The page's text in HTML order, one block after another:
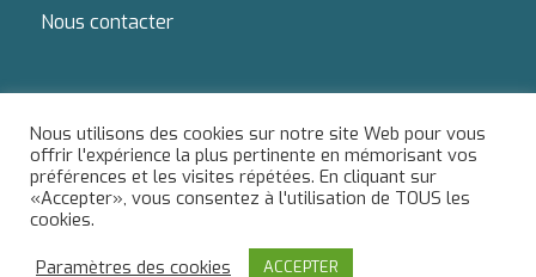
Nous contacter
Du lundi au jeudi : 9h-12h / 13h-18h
Le vendredi : 9h-12h / 13h-17h
Nous utilisons des cookies sur notre site Web pour vous
offrir l'expérience la plus pertinente en mémorisant vos
préférences et les visites répétées. En cliquant sur
«Accepter», vous consentez à l'utilisation de TOUS les
cookies.
Paramètres des cookies
ACCEPTER